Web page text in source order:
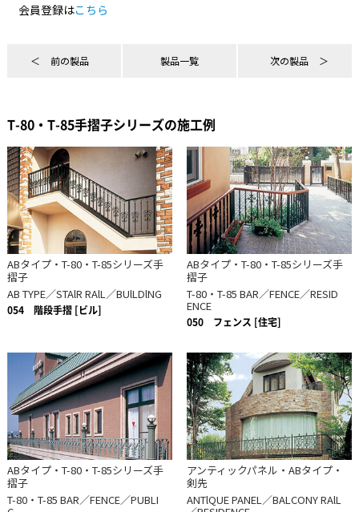
会員登録はこちら
前の製品 製品一覧 次の製品
T-80・T-85手摺子シリーズの施工例
ABタイプ・T-80・T-85シリーズ手
摺子
AB TYPE／STAlR RAlL／BUlLDlNG
054 階段手摺 [ビル]
ABタイプ・T-80・T-85シリーズ手
摺子
T-80・T-85 BAR／FENCE／RESID
ENCE
050 フェンス [住宅]
ABタイプ・T-80・T-85シリーズ手
摺子
T-80・T-85 BAR／FENCE／PUBLI
アンティックパネル・ABタイプ・
剣先
ANTlQUE PANEL／BALCONY RAlL